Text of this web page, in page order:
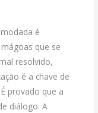
é
que se
resolvido,
é a chave de
provado que a
diálogo. A